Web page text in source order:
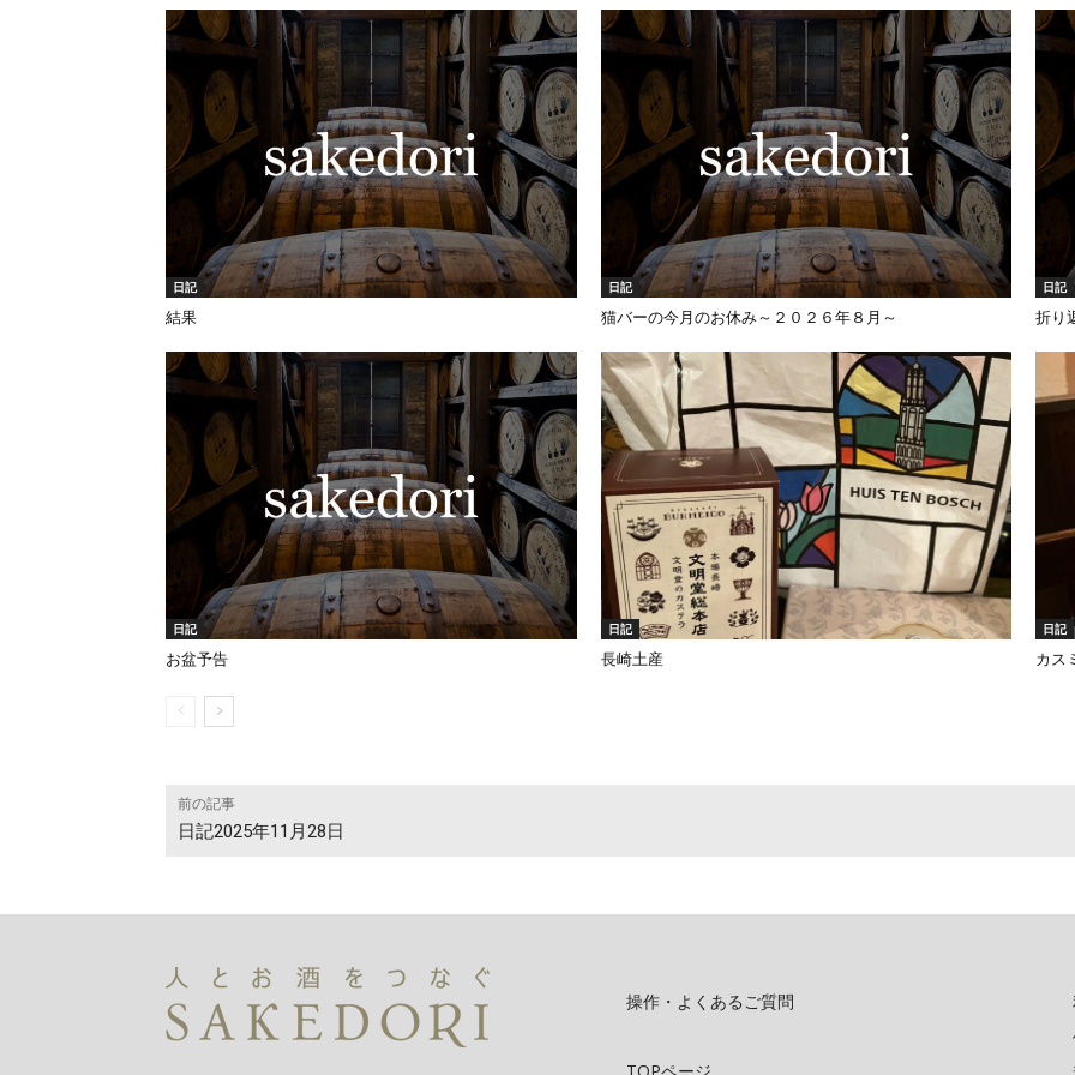
日記
結果
日記
猫バーの今月のお休み～２０２６年８月～
日記
折り
日記
お盆予告
日記
長崎土産
日記
カス
前の記事
日記2025年11月28日
操作・よくあるご質問